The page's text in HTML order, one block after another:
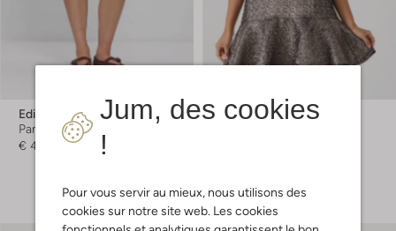
Jum, des cookies
!
Pour vous servir au mieux, nous utilisons des
cookies sur notre site web. Les cookies
Edited
Pantalon court
€ 49,99
Edited